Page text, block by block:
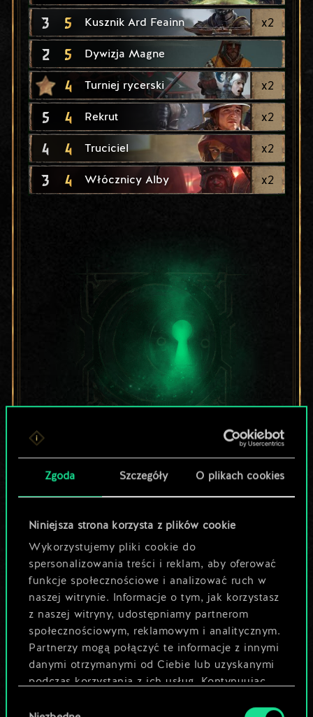
Zgoda Szczegóły O plikach cookies
Niniejsza strona korzysta z plików cookie
Wykorzystujemy pliki cookie do
spersonalizowania treści i reklam, aby oferować
funkcje społecznościowe i analizować ruch w
naszej witrynie. Informacje o tym, jak korzystasz
z naszej witryny, udostępniamy partnerom
społecznościowym, reklamowym i analitycznym.
Partnerzy mogą połączyć te informacje z innymi
danymi otrzymanymi od Ciebie lub uzyskanymi
podczas korzystania z ich usług. Kontynuując
3 5 Kusznik Ard Feainn x2
2 5 Dywizja Magne
4 Turniej rycerski x2
5 4 Rekrut x2
4 4 Truciciel x2
3 4 Włócznicy Alby x2
Lubisz grać tą talią?
Pomóż społeczności
odkryć jej
potencjał!
Nazwij talię i opisz swoją strategię
Edytuj talię
LUB